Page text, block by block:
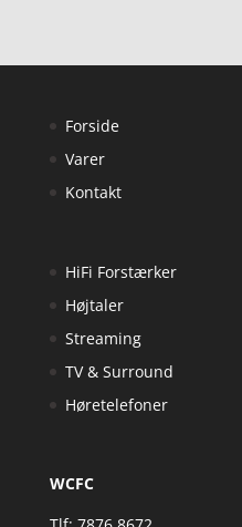
Forside
Varer
Kontakt
HiFi Forstærker
Højtaler
Streaming
TV & Surround
Høretelefoner
WCFC